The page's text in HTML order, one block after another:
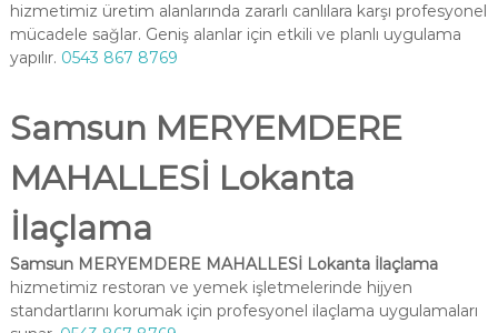
hizmetimiz üretim alanlarında zararlı canlılara karşı profesyonel
mücadele sağlar. Geniş alanlar için etkili ve planlı uygulama
yapılır. 0543 867 8769
Samsun MERYEMDERE
MAHALLESİ Lokanta
İlaçlama
Samsun MERYEMDERE MAHALLESİ Lokanta İlaçlama
hizmetimiz restoran ve yemek işletmelerinde hijyen
standartlarını korumak için profesyonel ilaçlama uygulamaları